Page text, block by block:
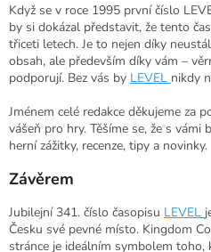
Když se v roce 1995 první číslo
by si dokázal představit, že tento
třiceti letech. Je to nejen díky
obsah, ale především díky vám –
podporují. Bez vás by LEVEL nikdy
Jménem celé redakce děkujeme za
vášeň pro hry. Těšíme se, že s vámi
herní zážitky, recenze, tipy a novinky.
Závěrem
Jubilejní 341. číslo časopisu LEVEL
Česku své pevné místo. Kingdom
stránce je ideálním symbolem toho,